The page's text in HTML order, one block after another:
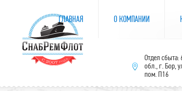
ГЛАВНАЯ О КОМПАНИИ
Отдел
обл., г. Бор,
пом. П16